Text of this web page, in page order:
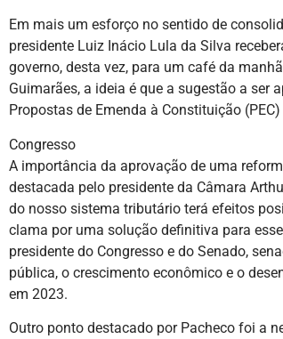
Em mais um esforço no sentido de
presidente Luiz Inácio Lula da Silva
governo, desta vez, para um café da
Guimarães, a ideia é que a sugestão a ser
Propostas de Emenda à Constituição
Congresso
A importância da aprovação de uma
destacada pelo presidente da Câmara
do nosso sistema tributário terá efeitos
clama por uma solução definitiva para
presidente do Congresso e do Senado,
pública, o crescimento econômico e o
em 2023.
Outro ponto destacado por Pacheco foi a